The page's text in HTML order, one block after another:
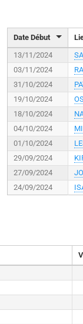
Date Début
13/11/2024
03/11/2024
31/10/2024
19/10/2024
18/10/2024
04/10/2024
01/10/2024
29/09/2024
27/09/2024
24/09/2024